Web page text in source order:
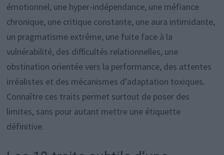
émotionnel, une hyper-indépendance, une méfiance
chronique, une critique constante, une aura intimidante,
un pragmatisme extrême, une fuite face à la
vulnérabilité, des difficultés relationnelles, une
obstination orientée vers la performance, des attentes
irréalistes et des mécanismes d’adaptation toxiques.
Connaître ces traits permet surtout de poser des
limites, sans pour autant mettre une étiquette
définitive.